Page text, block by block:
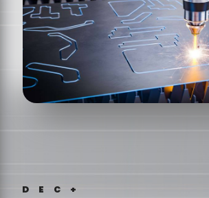
DEC+